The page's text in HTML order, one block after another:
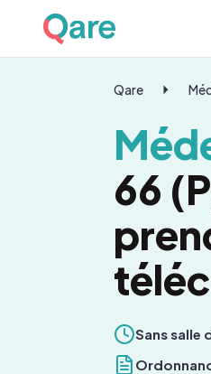
Qare
66
Sans salle